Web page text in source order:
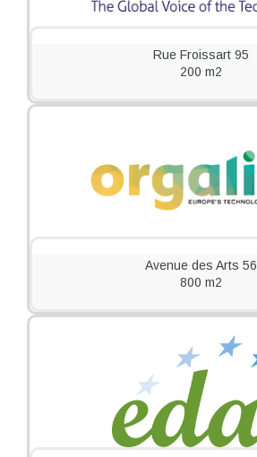
Rue Froissart 95
200 m2
Avenue des Arts 56
800 m2